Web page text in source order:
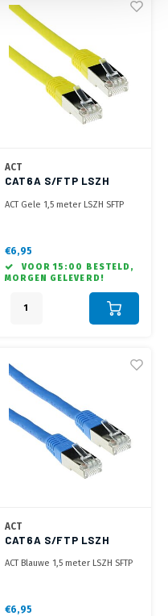
ACT
CAT6A S/FTP LSZH
ACT Gele 1,5 meter LSZH SFTP
€6,95
VOOR 15:00 BESTELD,
MORGEN GELEVERD!
ACT
CAT6A S/FTP LSZH
ACT Blauwe 1,5 meter LSZH SFTP
€6,95